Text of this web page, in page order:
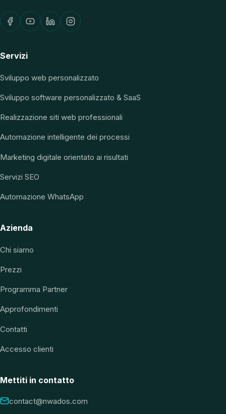
Servizi
Sviluppo web personalizzato
Sviluppo software personalizzato & SaaS
Realizzazione siti web professionali
Automazione intelligente dei processi
Marketing digitale orientato ai risultati
Servizi SEO
Automazione WhatsApp
Azienda
Chi siamo
Prezzi
Programma Partner
Approfondimenti
Contatti
Accesso clienti
Mettiti in contatto
contact@nwados.com